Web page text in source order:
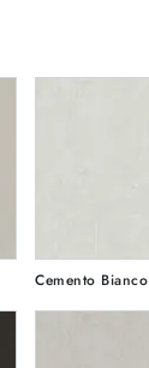
Cemento Bianco